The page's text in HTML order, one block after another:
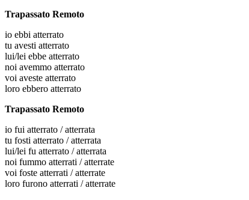
Trapassato Remoto
io ebbi atterrato
tu avesti atterrato
lui/lei ebbe atterrato
noi avemmo atterrato
voi aveste atterrato
loro ebbero atterrato
Trapassato Remoto
io fui atterrato / atterrata
tu fosti atterrato / atterrata
lui/lei fu atterrato / atterrata
noi fummo atterrati / atterrate
voi foste atterrati / atterrate
loro furono atterrati / atterrate